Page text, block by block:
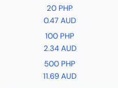
20 PHP
0.47 AUD
100 PHP
2.34 AUD
500 PHP
11.69 AUD